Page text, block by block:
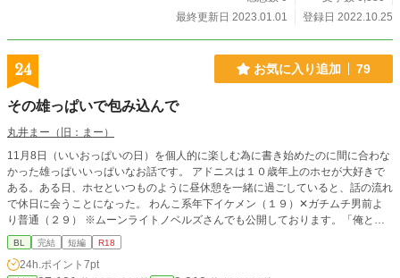
最終更新日 2023.01.01
登録日 2022.10.25
24 お気に入り追加 79
その雄っぱいで包み込んで
丸井まー（旧：まー）
11月8日（いいおっぱいの日）を個人的に楽しむ為に書き始めたのに間に合わな
かった雄っぱいいっぱいなお話です。 アドニスは１０歳年上のホセが大好きで
ある。ある日、ホセといつものように昼休憩を一緒に過ごしていると、話の流れ
で休日に会うことになった。 わんこ系年下イケメン（１９）✕ガチムチ男前よ
り普通（２９） ※ムーンライトノベルズさんでも公開しております。「俺と隊
長とアンラッキースケベの呪い」と同じ世界観です。
BL 完結 短編 R18
24h.ポイント 7pt